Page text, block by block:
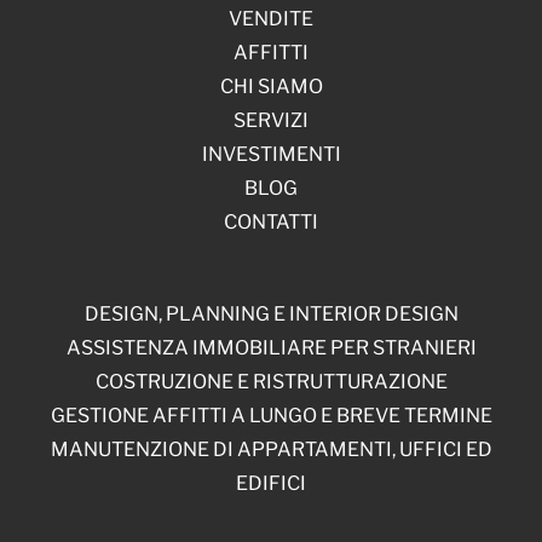
VENDITE
AFFITTI
CHI SIAMO
SERVIZI
INVESTIMENTI
BLOG
CONTATTI
DESIGN, PLANNING E INTERIOR DESIGN
ASSISTENZA IMMOBILIARE PER STRANIERI
COSTRUZIONE E RISTRUTTURAZIONE
GESTIONE AFFITTI A LUNGO E BREVE TERMINE
MANUTENZIONE DI APPARTAMENTI, UFFICI ED
EDIFICI